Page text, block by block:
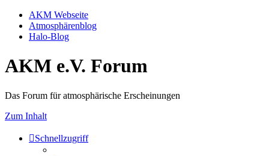
AKM Webseite
Atmosphärenblog
Halo-Blog
AKM e.V. Forum
Das Forum für atmosphärische Erscheinungen
Zum Inhalt
Schnellzugriff